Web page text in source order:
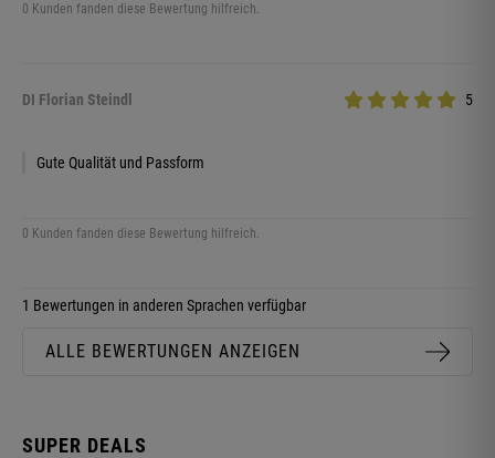
0 Kunden fanden diese Bewertung hilfreich.
DI Florian Steindl 5
Gute Qualität und Passform
0 Kunden fanden diese Bewertung hilfreich.
1 Bewertungen in anderen Sprachen verfügbar
ALLE BEWERTUNGEN ANZEIGEN
SUPER DEALS